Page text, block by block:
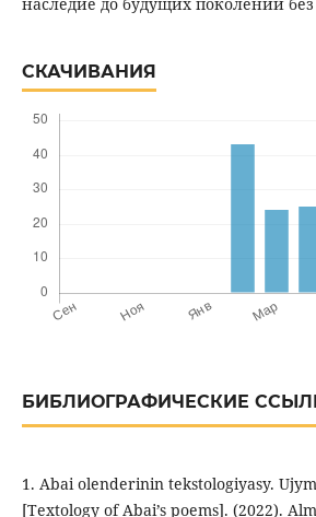
СКАЧИВАНИЯ
БИБЛИОГРАФИЧЕСКИЕ
1. Abai оlenderinin tekstologiyasy.
[Textology of Abai’s poems]. (2022).